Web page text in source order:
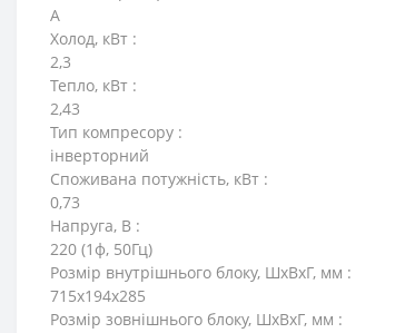
A
Холод, кВт :
2,3
Тепло, кВт :
2,43
Тип компресору :
інверторний
Споживана потужність, кВт :
0,73
Напруга, В :
220 (1ф, 50Гц)
Розмір внутрішнього блоку, ШxВxГ, мм :
715x194x285
Розмір зовнішнього блоку, ШxВxГ, мм :